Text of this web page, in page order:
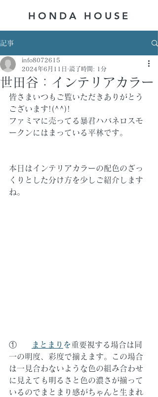
HONDA ​HOUSE
記事
世田谷：インテリアカラー
info8072615
2024年6月11日
読了時間: 1分
皆さまいつもご覧いただきありがとう
ございます!(^^)!
ファミマに売ってる暴君ハバネロスモ
ークンにはまっている平林です。
本日はインテリアカラーの配色のざっ
くりとした分け方を少しご紹介します
ね。
① まとまり を重要視する場合は同
一の明度、彩度で揃えます。この場合
は一見合わないような色の組み合わせ
に見えても明るさと色の濃さが揃って
いるのでまとまり感がちゃんと生まれ